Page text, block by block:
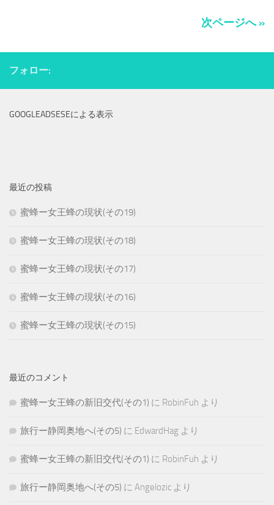
次ページへ »
フォロー:
GOOGLEADSESEによる表示
最近の投稿
蜜蜂ー女王蜂の現状(その19)
蜜蜂ー女王蜂の現状(その18)
蜜蜂ー女王蜂の現状(その17)
蜜蜂ー女王蜂の現状(その16)
蜜蜂ー女王蜂の現状(その15)
最近のコメント
蜜蜂ー女王蜂の新旧交代(その1) に RobinFuh より
旅行ー静岡奥地へ(その5) に EdwardHag より
蜜蜂ー女王蜂の新旧交代(その1) に RobinFuh より
旅行ー静岡奥地へ(その5) に Angelozic より